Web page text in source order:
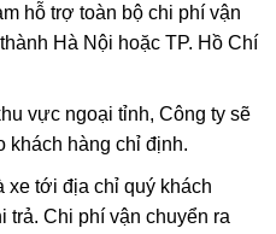
hỗ trợ toàn bộ chi phí vận
Hà Nội hoặc TP. Hồ Chí
vực ngoại tỉnh, Công ty sẽ
khách hàng chỉ định.
xe tới địa chỉ quý khách
trả. Chi phí vận chuyển ra